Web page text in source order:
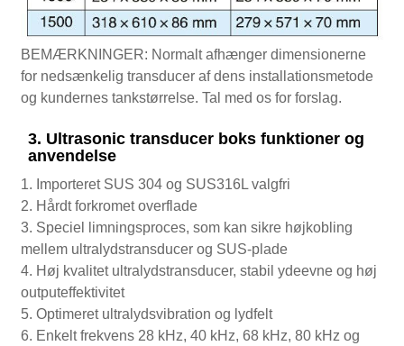
BEMÆRKNINGER: Normalt afhænger dimensionerne
for nedsænkelig transducer af dens installationsmetode
og kundernes tankstørrelse. Tal med os for forslag.
3. Ultrasonic transducer boks funktioner og
anvendelse
1. Importeret SUS 304 og SUS316L valgfri
2. Hårdt forkromet overflade
3. Speciel limningsproces, som kan sikre højkobling
mellem ultralydstransducer og SUS-plade
4. Høj kvalitet ultralydstransducer, stabil ydeevne og høj
outputeffektivitet
5. Optimeret ultralydsvibration og lydfelt
6. Enkelt frekvens 28 kHz, 40 kHz, 68 kHz, 80 kHz og